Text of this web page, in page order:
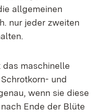
allgemeinen
nur jeder zweiten
maschinelle
und
wenn sie diese
Ende der Blüte